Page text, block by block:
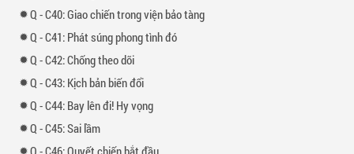
- 40: Giao chiến trong viện bảo tàng
- 41: Phát súng phong tình đó
- 42: Chống theo dõi
- 43: Kịch bản biến đổi
- 44: Bay lên đi! Hy vọng
- 45: Sai lầm
- 46: Quyết chiến bắt đầu